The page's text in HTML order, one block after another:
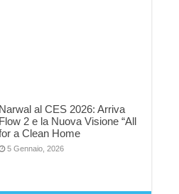
Narwal al CES 2026: Arriva
Flow 2 e la Nuova Visione “All
a Clean Home
5 Gennaio, 2026